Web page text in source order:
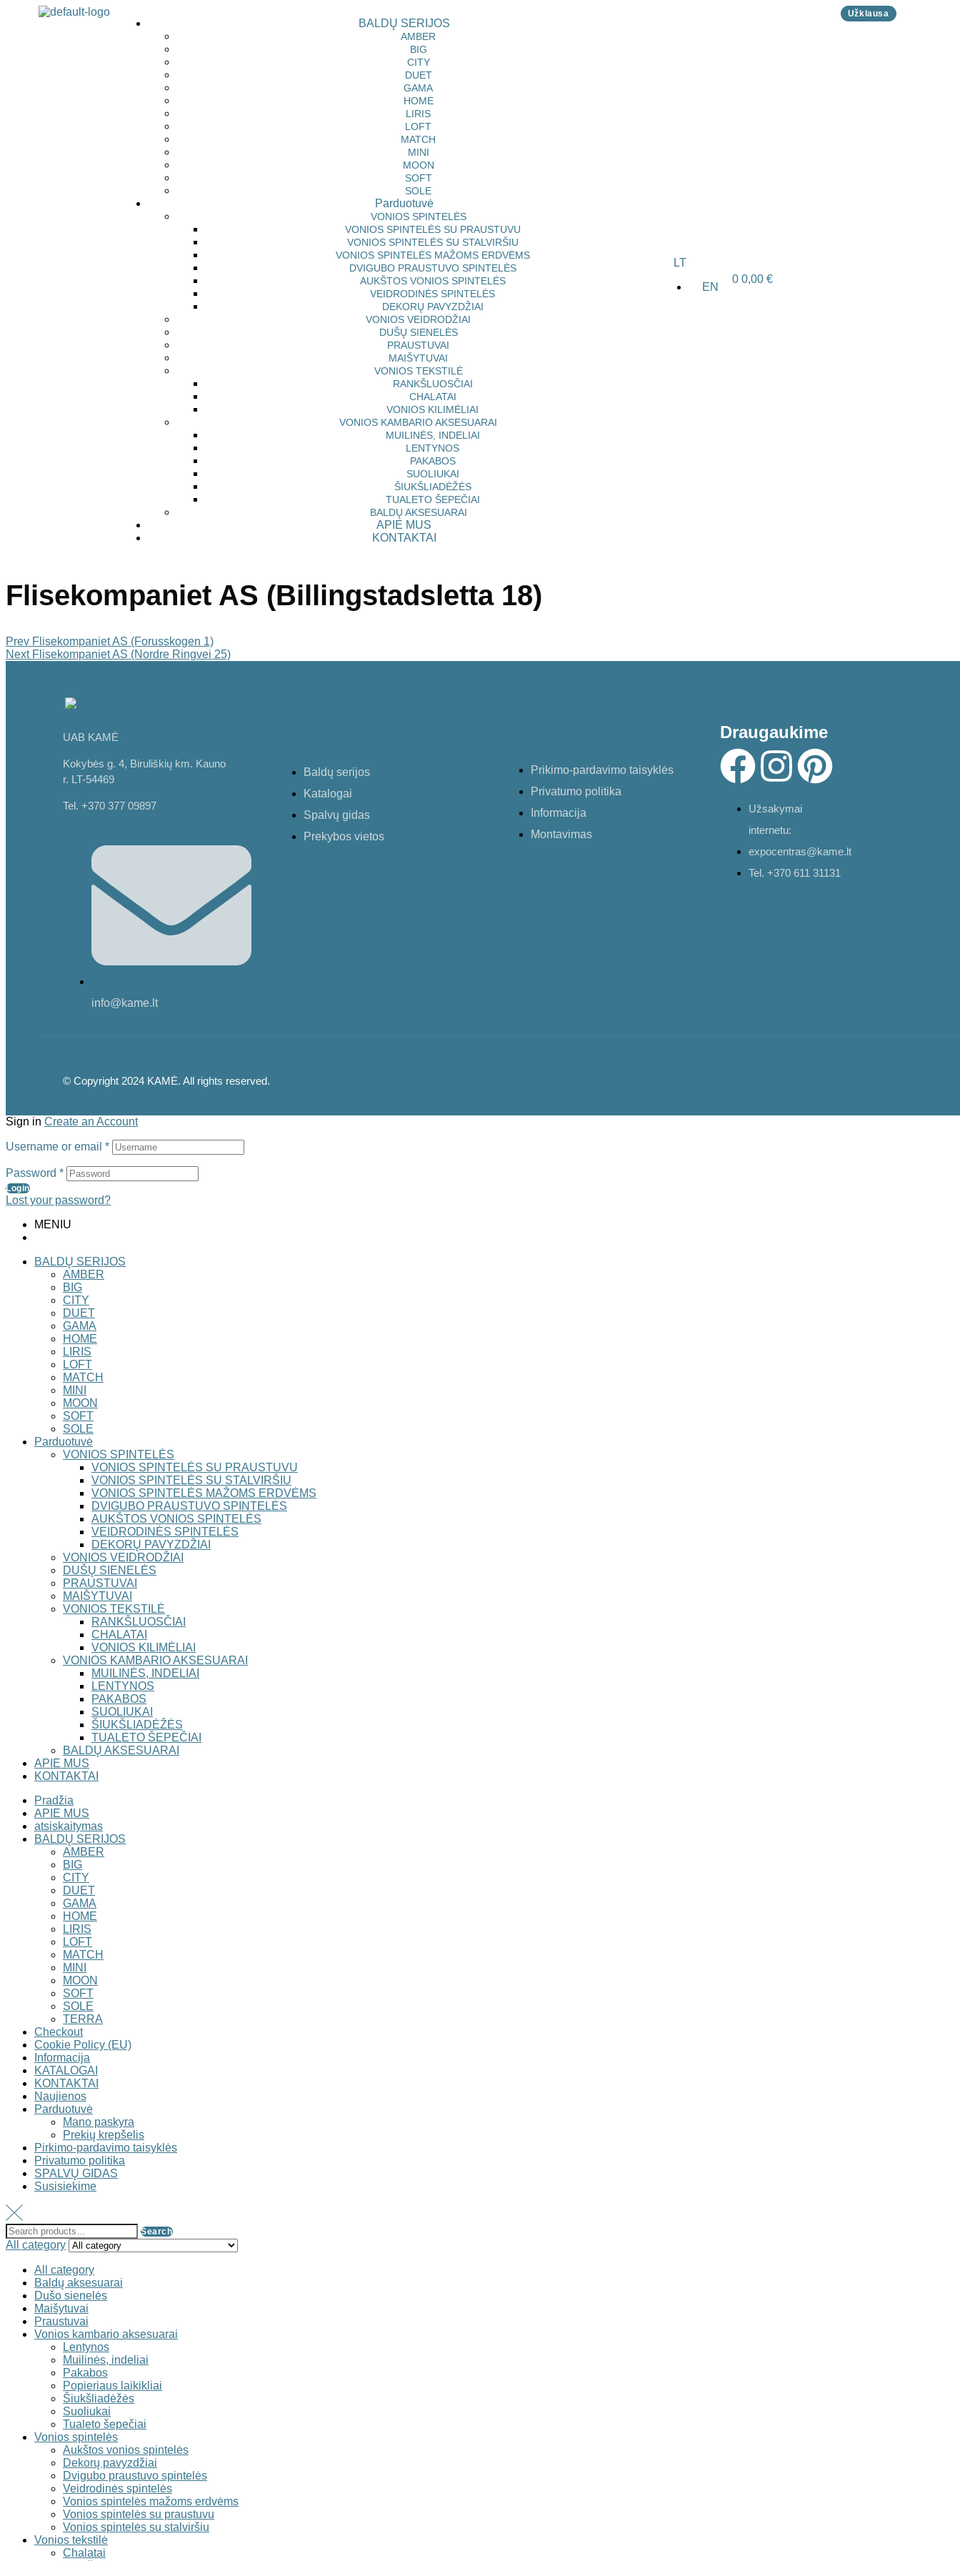
BALDŲ SERIJOS
AMBER
BIG
CITY
DUET
GAMA
HOME
LIRIS
LOFT
MATCH
MINI
MOON
SOFT
SOLE
Parduotuvė
VONIOS SPINTELĖS
VONIOS SPINTELĖS SU PRAUSTUVU
VONIOS SPINTELĖS SU STALVIRŠIU
VONIOS SPINTELĖS MAŽOMS ERDVĖMS
DVIGUBO PRAUSTUVO SPINTELĖS
AUKŠTOS VONIOS SPINTELĖS
VEIDRODINĖS SPINTELĖS
DEKORŲ PAVYZDŽIAI
VONIOS VEIDRODŽIAI
DUŠŲ SIENELĖS
PRAUSTUVAI
MAIŠYTUVAI
VONIOS TEKSTILĖ
RANKŠLUOSČIAI
CHALATAI
VONIOS KILIMĖLIAI
VONIOS KAMBARIO AKSESUARAI
MUILINĖS, INDELIAI
LENTYNOS
PAKABOS
SUOLIUKAI
ŠIUKŠLIADĖŽĖS
TUALETO ŠEPEČIAI
BALDŲ AKSESUARAI
APIE MUS
KONTAKTAI
LT
EN
0 0,00€
Užklausa
Flisekompaniet AS (Billingstadsletta 18)
Prev Flisekompaniet AS (Forusskogen 1)
Next Flisekompaniet AS (Nordre Ringvei 25)
UAB KAMĖ
Kokybės g. 4, Biruliškių km. Kauno
r. LT-54469
Tel. +370 377 09897
info@kame.lt
Baldų serijos
Katalogai
Spalvų gidas
Prekybos vietos
Prikimo-pardavimo taisyklės
Privatumo politika
Informacija
Montavimas
Draugaukime
Užsakymai
internetu:
expocentras@kame.lt
Tel. +370 611 31131
© Copyright 2024 KAMĖ. All rights reserved.
Sign in Create an Account
Username or email *
Password *
Login
Lost your password?
MENIU
BALDŲ SERIJOS
AMBER
BIG
CITY
DUET
GAMA
HOME
LIRIS
LOFT
MATCH
MINI
MOON
SOFT
SOLE
Parduotuvė
VONIOS SPINTELĖS
VONIOS SPINTELĖS SU PRAUSTUVU
VONIOS SPINTELĖS SU STALVIRŠIU
VONIOS SPINTELĖS MAŽOMS ERDVĖMS
DVIGUBO PRAUSTUVO SPINTELĖS
AUKŠTOS VONIOS SPINTELĖS
VEIDRODINĖS SPINTELĖS
DEKORŲ PAVYZDŽIAI
VONIOS VEIDRODŽIAI
DUŠŲ SIENELĖS
PRAUSTUVAI
MAIŠYTUVAI
VONIOS TEKSTILĖ
RANKŠLUOSČIAI
CHALATAI
VONIOS KILIMĖLIAI
VONIOS KAMBARIO AKSESUARAI
MUILINĖS, INDELIAI
LENTYNOS
PAKABOS
SUOLIUKAI
ŠIUKŠLIADĖŽĖS
TUALETO ŠEPEČIAI
BALDŲ AKSESUARAI
APIE MUS
KONTAKTAI
Pradžia
APIE MUS
atsiskaitymas
BALDŲ SERIJOS
AMBER
BIG
CITY
DUET
GAMA
HOME
LIRIS
LOFT
MATCH
MINI
MOON
SOFT
SOLE
TERRA
Checkout
Cookie Policy (EU)
Informacija
KATALOGAI
KONTAKTAI
Naujienos
Parduotuvė
Mano paskyra
Prekių krepšelis
Pirkimo-pardavimo taisyklės
Privatumo politika
SPALVŲ GIDAS
Susisiekime
Search
All category
All category
Baldų aksesuarai
Dušo sienelės
Maišytuvai
Praustuvai
Vonios kambario aksesuarai
Lentynos
Muilinės, indeliai
Pakabos
Popieriaus laikikliai
Šiukšliadėžės
Suoliukai
Tualeto šepečiai
Vonios spintelės
Aukštos vonios spintelės
Dekorų pavyzdžiai
Dvigubo praustuvo spintelės
Veidrodinės spintelės
Vonios spintelės mažoms erdvėms
Vonios spintelės su praustuvu
Vonios spintelės su stalviršiu
Vonios tekstilė
Chalatai